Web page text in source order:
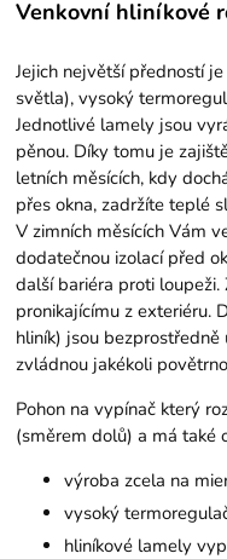
Venkovní hliníkové
Jejich největší předností
světla), vysoký
Jednotlivé lamely jsou
pěnou. Díky tomu je
letních měsících, kdy
přes okna, zadržíte teplé
V zimních měsících Vám
dodatečnou izolací před
další bariéra proti
pronikajícímu z exteriéru.
hliník) jsou bezprostředně
zvládnou jakékoli
Pohon na vypínač který
(směrem dolů) a má také
výroba zcela na
vysoký
hliníkové lamely